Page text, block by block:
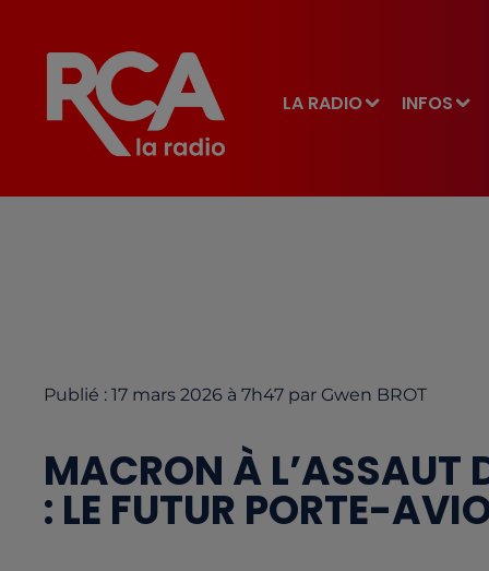
LA RADIO INFOS
Publié : 17 mars 2026 à 7h47 par Gwen BROT
MACRON À L’ASSAUT
: LE FUTUR PORTE-